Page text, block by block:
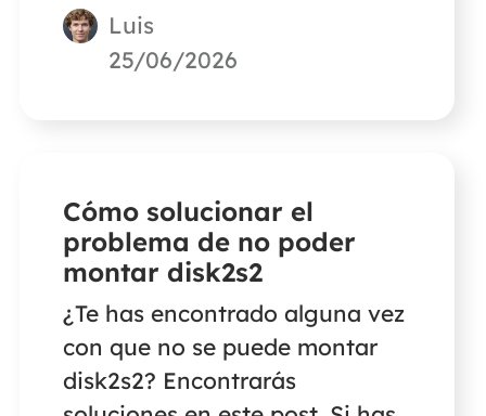
datos.Luis
25/06/2026
Cómo solucionar el
problema de no poder
montar disk2s2
¿Te has encontrado alguna vez
con que no se puede montar
disk2s2? Encontrarás